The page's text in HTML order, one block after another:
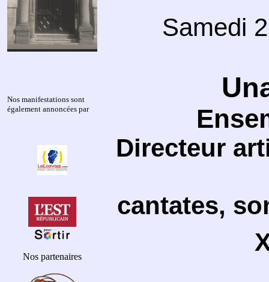
Nos manifestations sont
également annoncées par
Nos partenaires
Samedi
Directeur
cantates,